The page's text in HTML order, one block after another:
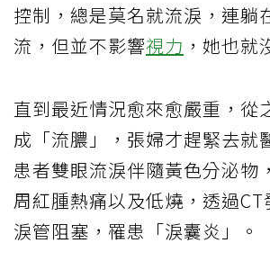
控制，總是莫名就流淚，連躺
流，但並不影響視力 ，她也就
直到最近情況愈來愈嚴重，從
成「流膿」，張婦才趕緊去就
患者雙眼流淚伴隨黃色分泌物
周紅腫熱痛以及低燒，透過
淚管阻塞，罹患「淚囊炎」。